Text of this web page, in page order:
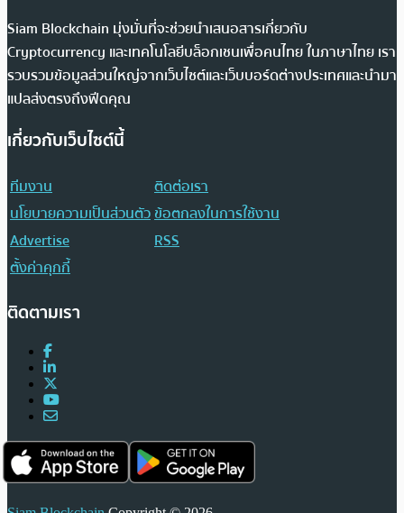
Siam Blockchain มุ่งมั่นที่จะช่วยนำเสนอสารเกี่ยวกับ
Cryptocurrency และเทคโนโลยีบล็อกเชนเพื่อคนไทย ในภาษาไทย เรา
รวบรวมข้อมูลส่วนใหญ่จากเว็บไซต์และเว็บบอร์ดต่างประเทศและนำมา
แปลส่งตรงถึงฟีดคุณ
เกี่ยวกับเว็บไซต์นี้
ทีมงาน
ติดต่อเรา
นโยบายความเป็นส่วนตัวข้อตกลงในการใช้งาน
Advertise
RSS
ตั้งค่าคุกกี้
ติดตามเรา